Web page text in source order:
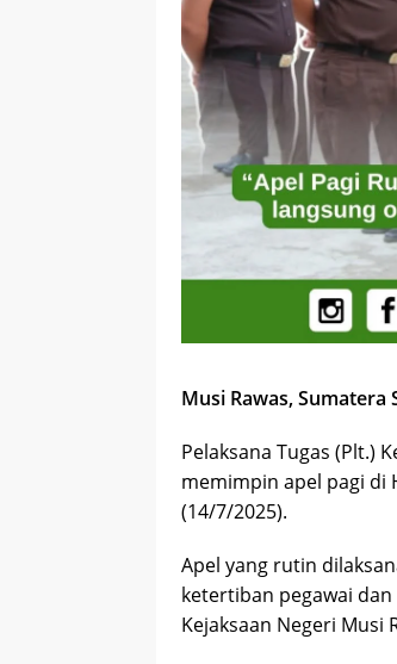
Musi Rawas, Sumatera
Pelaksana Tugas (Plt.)
memimpin apel pagi di
(14/7/2025).
Apel yang rutin
ketertiban pegawai
Kejaksaan Negeri Musi